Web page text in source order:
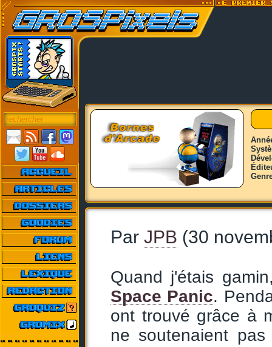
Par JPB (30
Quand j'étais
Space Panic.
ont trouvé grâce à
ne soutenaient